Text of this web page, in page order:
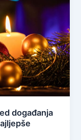
događanja